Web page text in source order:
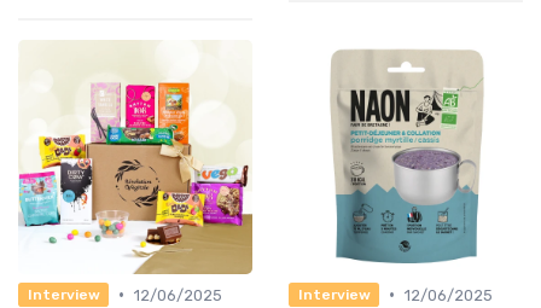
Interview • 12/06/2025
Interview • 12/06/2025